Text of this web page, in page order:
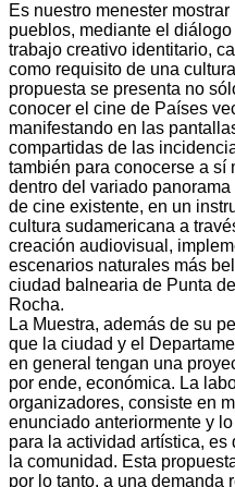
Es nuestro menester
pueblos, mediante el diálogo
trabajo creativo identitario,
como requisito de una
propuesta se presenta no
conocer el cine de Países
manifestando en las
compartidas de las
también para conocerse a sí
dentro del variado
de cine existente, en un
cultura sudamericana a
creación audiovisual,
escenarios naturales más
ciudad balnearia de Punta
Rocha.
La Muestra, además de su
que la ciudad y el
en general tengan una
por ende, económica. La
organizadores, consiste en
enunciado anteriormente y
para la actividad artística,
la comunidad. Esta
por lo tanto, a una demanda